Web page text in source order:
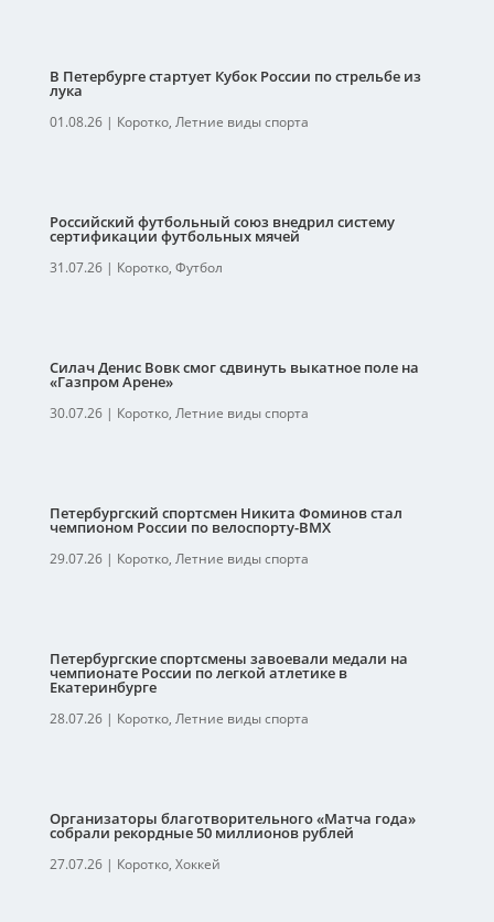
В Петербурге стартует Кубок России по стрельбе из
лука
01.08.26| Коротко, Летние виды спорта
Российский футбольный союз внедрил систему
сертификации футбольных мячей
31.07.26| Коротко, Футбол
Силач Денис Вовк смог сдвинуть выкатное поле на
«Газпром Арене»
30.07.26| Коротко, Летние виды спорта
Петербургский спортсмен Никита Фоминов стал
чемпионом России по велоспорту-ВМХ
29.07.26| Коротко, Летние виды спорта
Петербургские спортсмены завоевали медали на
чемпионате России по легкой атлетике в
Екатеринбурге
28.07.26| Коротко, Летние виды спорта
Организаторы благотворительного «Матча года»
собрали рекордные 50 миллионов рублей
27.07.26| Коротко, Хоккей